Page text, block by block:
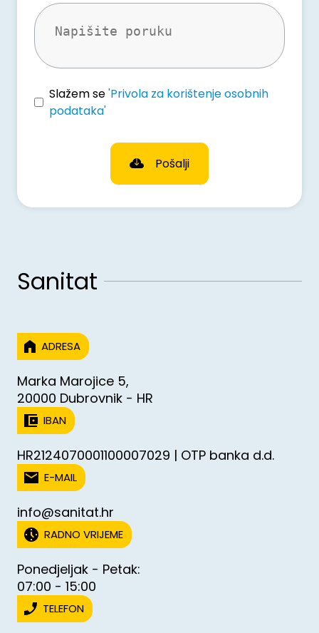
Sanitat
ADRESA
Marka Marojice 5,
20000 Dubrovnik - HR
IBAN
HR2124070001100007029 | OTP banka d.d.
E-MAIL
info@sanitat.hr
RADNO VRIJEME
Ponedjeljak - Petak:
07:00 - 15:00
TELEFON
Slažem se'Privola za korištenje osobnih
podataka'
Pošalji